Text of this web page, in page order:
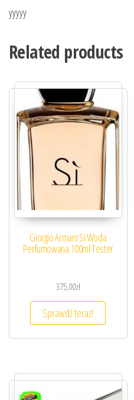
yyyyy
Related products
Giorgio Armani Si Woda
Perfumowana 100ml Tester
375,00zł
Sprawdź teraz!